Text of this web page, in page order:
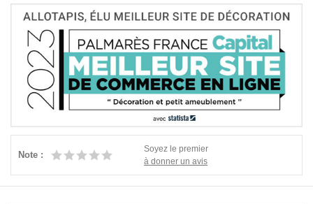
Note :
Soyez le premier
à donner un avis